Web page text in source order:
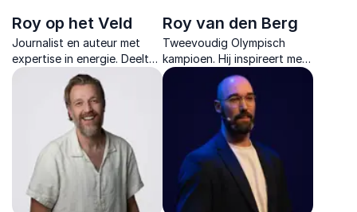
Roy op het Veld
Journalist en auteur met
expertise in energie. Deelt
diepe analyses over
economie, geopolitiek en
klimaattransitie die
organisaties helpen in
complexe tijden.
Roy van den Berg
Tweevoudig Olympisch
kampioen. Hij inspireert met
krachtige verhalen over
teamwork, discipline en
mentale weerbaarheid.